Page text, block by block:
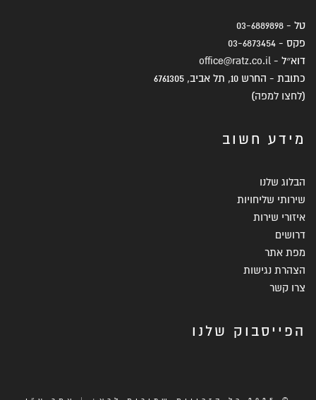
טל - 03-6889898
פקס - 03-6873454
דוא״ל - office@ratz.co.il
כתובת - החרש 10, תל אביב, 6761305
(לחצו למפה)
מידע חשוב
הבלוג שלנו
שירותי שליחויות
איזורי שירות
דרושים
מפת אתר
הצהרת נגישות
צרו קשר
הפייסבוק שלנו